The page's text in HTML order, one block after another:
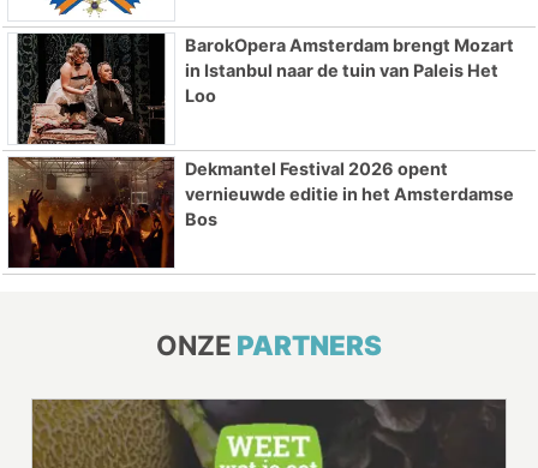
BarokOpera Amsterdam brengt Mozart
in Istanbul naar de tuin van Paleis Het
Loo
Dekmantel Festival 2026 opent
vernieuwde editie in het Amsterdamse
Bos
ONZE PARTNERS